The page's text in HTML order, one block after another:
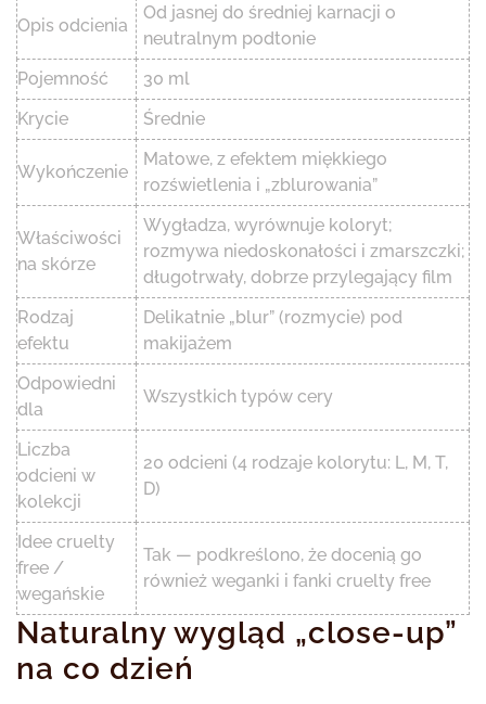
Opis odcienia
Od jasnej do średniej karnacji o
neutralnym podtonie
Pojemność
30 ml
Krycie
Średnie
Wykończenie
Matowe, z efektem miękkiego
rozświetlenia i „zblurowania”
Właściwości
na skórze
Wygładza, wyrównuje koloryt;
rozmywa niedoskonałości i zmarszczki;
długotrwały, dobrze przylegający film
Rodzaj
efektu
Delikatnie „blur” (rozmycie) pod
makijażem
Odpowiedni
dla
Wszystkich typów cery
Liczba
odcieni w
kolekcji
20 odcieni (4 rodzaje kolorytu: L, M, T,
D)
Idee cruelty
free /
wegańskie
Tak — podkreślono, że docenią go
również weganki i fanki cruelty free
Naturalny wygląd „close-up”
na co dzień